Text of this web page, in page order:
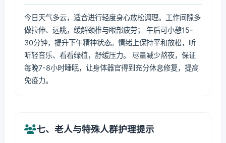
今日天气多云，适合进行轻度身心放松调理。工作间隙多
做拉伸、远眺，缓解颈椎与眼部疲劳； 午后可小憩15-
30分钟，提升下午精神状态。情绪上保持平和放松，听
听轻音乐、看看绿植，舒缓压力。 尽量减少熬夜，保证
每晚7-8小时睡眠，让身体器官得到充分休息修复，提高
免疫力。
七、老人与特殊人群护理提示